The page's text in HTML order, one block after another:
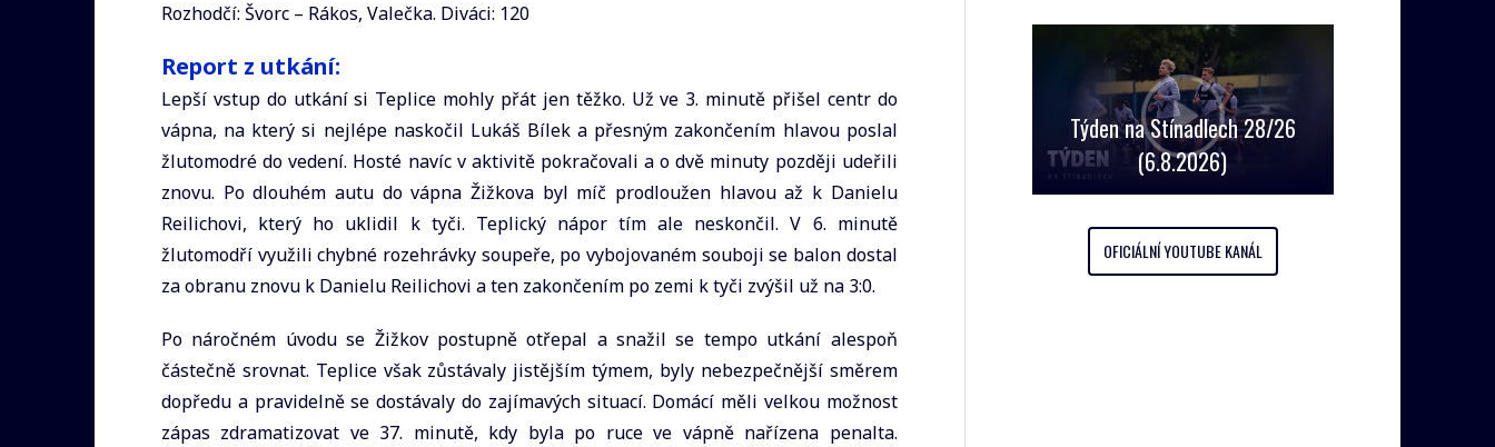
Rozhodčí: Švorc – Rákos, Valečka. Diváci: 120
Report z utkání:
Lepší vstup do utkání si Teplice mohly přát jen těžko. Už ve 3. minutě přišel centr do
vápna, na který si nejlépe naskočil Lukáš Bílek a přesným zakončením hlavou poslal
žlutomodré do vedení. Hosté navíc v aktivitě pokračovali a o dvě minuty později udeřili
znovu. Po dlouhém autu do vápna Žižkova byl míč prodloužen hlavou až k Danielu
Reilichovi, který ho uklidil k tyči. Teplický nápor tím ale neskončil. V 6. minutě
žlutomodří využili chybné rozehrávky soupeře, po vybojovaném souboji se balon dostal
za obranu znovu k Danielu Reilichovi a ten zakončením po zemi k tyči zvýšil už na 3:0.
Po náročném úvodu se Žižkov postupně otřepal a snažil se tempo utkání alespoň
částečně srovnat. Teplice však zůstávaly jistějším týmem, byly nebezpečnější směrem
dopředu a pravidelně se dostávaly do zajímavých situací. Domácí měli velkou možnost
zápas zdramatizovat ve 37. minutě, kdy byla po ruce ve vápně nařízena penalta.
Týden na Stínadlech 28/26
(6.8.2026)
OFICIÁLNÍ YOUTUBE KANÁL